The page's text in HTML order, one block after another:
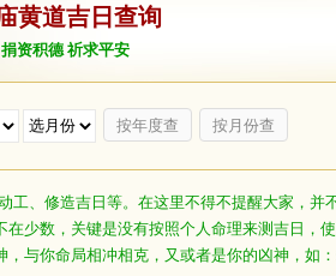
黄道吉日查询
捐资积德 祈求平安
按年度查 按月份查
工、修造吉日等。在这里不得不提醒大家，并
少数，关键是没有按照个人命理来测吉日，
与你命局相冲相克，又或者是你的凶神，如